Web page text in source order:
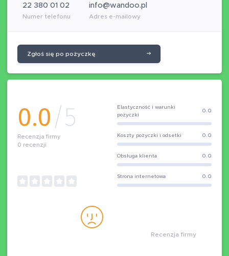
22 380 01 02
Numer telefonu
info@wandoo.pl
Adres e-mailowy
Zgłoś się po pożyczkę
0.0/5
Recenzja firmy
0 recenzji
Elastyczność i warunki
pożyczki
0.0
Koszty pożyczki i odsetki 0.0
Obsługa klienta 0.0
Strona internetowa 0.0
Recenzja firmy